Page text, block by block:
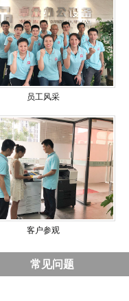
员工风采
客户参观
常见问题